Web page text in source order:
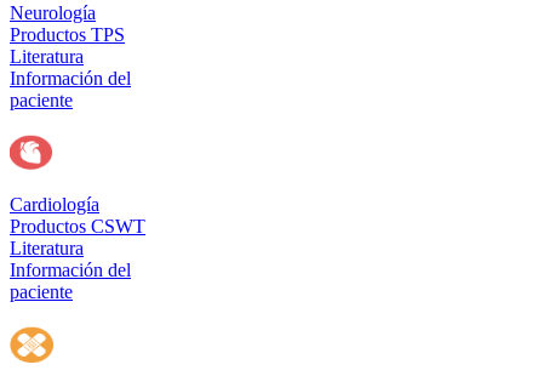
Neurología
Productos TPS
Literatura
Información del
paciente
Cardiología
Productos CSWT
Literatura
Información del
paciente